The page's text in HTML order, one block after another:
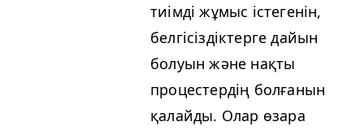
тиімді жұмыс істегенін,
белгісіздіктерге дайын
болуын және нақты
процестердің болғанын
қалайды. Олар өзара